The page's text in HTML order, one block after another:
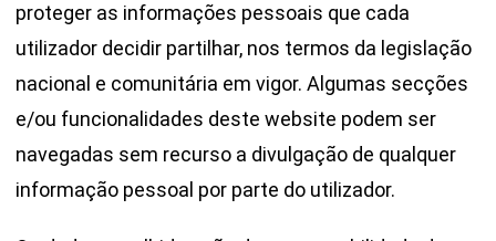
proteger as informações pessoais que cada
utilizador decidir partilhar, nos termos da legislação
nacional e comunitária em vigor. Algumas secções
e/ou funcionalidades deste website podem ser
navegadas sem recurso a divulgação de qualquer
informação pessoal por parte do utilizador.